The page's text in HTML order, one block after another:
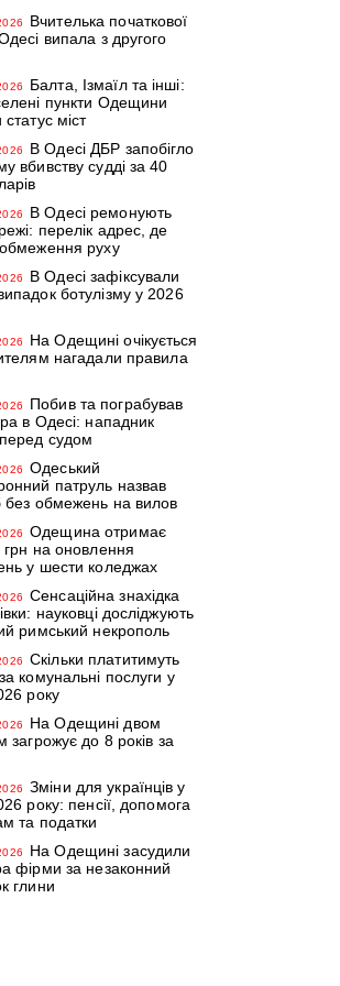
Вчителька початкової
випала з другого
Балта, Ізмаїл та інші:
пункти Одещини
міст
В Одесі ДБР запобігло
вбивству судді за 40
В Одесі ремонують
перелік адрес, де
руху
В Одесі зафіксували
ботулізму у 2026
На Одещині очікується
нагадали правила
Побив та пограбував
в Одесі: нападник
судом
Одеський
патруль назвав
без обмежень на вилов
Одещина отримає
на оновлення
у шести коледжах
Сенсаційна знахідка
науковці досліджують
римський некрополь
Скільки платитимуть
комунальні послуги у
року
На Одещині двом
загрожує до 8 років за
Зміни для українців у
року: пенсії, допомога
та податки
На Одещині засудили
фірми за незаконний
глини